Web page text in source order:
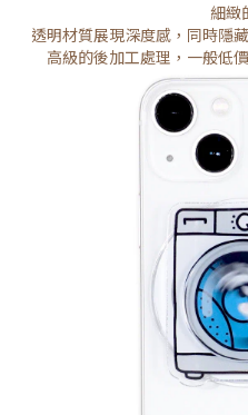
細緻
透明材質展現深度感，同時隱
高級的後加工處理，一般低